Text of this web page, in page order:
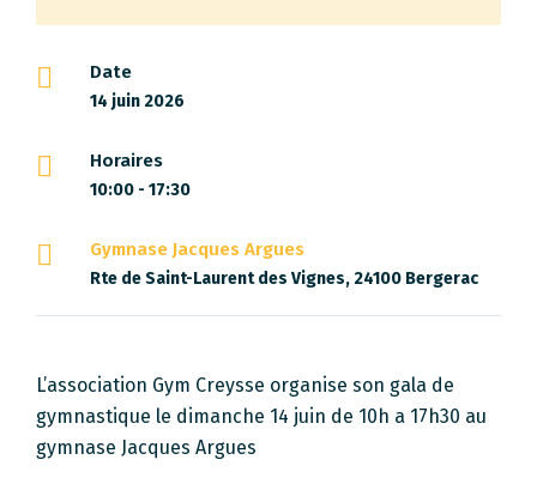
Date
14 juin 2026
Horaires
10:00 - 17:30
Gymnase Jacques Argues
Rte de Saint-Laurent des Vignes, 24100 Bergerac
L’association Gym Creysse organise son gala de
gymnastique le dimanche 14 juin de 10h a 17h30 au
gymnase Jacques Argues